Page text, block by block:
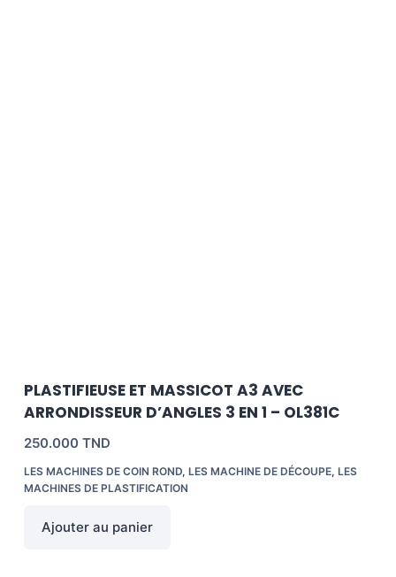
PLASTIFIEUSE ET MASSICOT A3 AVEC
ARRONDISSEUR D’ANGLES 3 EN 1 – OL381C
250.000 TND
LES MACHINES DE COIN ROND, LES MACHINE DE DÉCOUPE, LES
MACHINES DE PLASTIFICATION
Ajouter au panier